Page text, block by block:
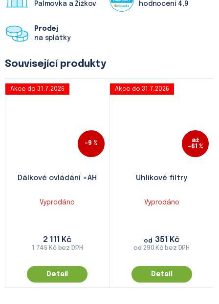
Palmovka a Žižkov
hodnocení 4,9
Prodej
na splátky
Související produkty
Akce do 31.7.2026
–9 %
Dálkové ovládání +AH
Vyprodáno
1 745 Kč bez DPH
2 111 Kč
Detail
Akce do 31.7.2026
až
–61 %
Uhlíkové filtry
Vyprodáno
od 290 Kč bez DPH
od 351 Kč
Detail